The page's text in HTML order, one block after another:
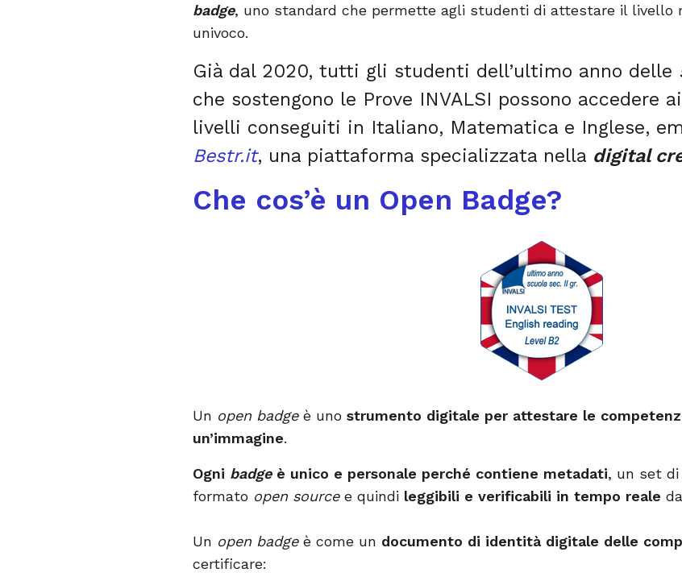
badge, uno standard che permette agli studenti di attestare il livello
univoco.
Già dal 2020, tutti gli studenti dell’ultimo anno delle
che sostengono le Prove INVALSI possono accedere ai
livelli conseguiti in Italiano, Matematica e Inglese,
Bestr.it, una piattaforma specializzata nella digital
Che cos’è un Open Badge?
Un open badgeè uno strumento digitale per attestare le
un’immagine.
Ogni badgeè unico e personale perché contiene metadati, un set di
formato open sourcee quindi leggibili e verificabili in tempo reale
Un open badgeè come un documento di identità digitale delle
certificare: